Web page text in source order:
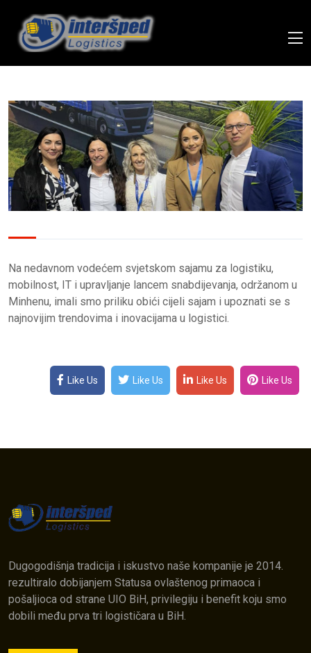
Na nedavnom vodećem svjetskom sajamu za logistiku,
mobilnost, IT i upravljanje lancem snabdijevanja, održanom u
Minhenu, imali smo priliku obići cijeli sajam i upoznati se s
najnovijim trendovima i inovacijama u logistici.
Like Us Like Us Like Us Like Us
Dugogodišnja tradicija i iskustvo naše kompanije je 2014.
rezultiralo dobijanjem Statusa ovlaštenog primaoca i
pošaljioca od strane UIO BiH, privilegiju i benefit koju smo
dobili među prva tri logističara u BiH.